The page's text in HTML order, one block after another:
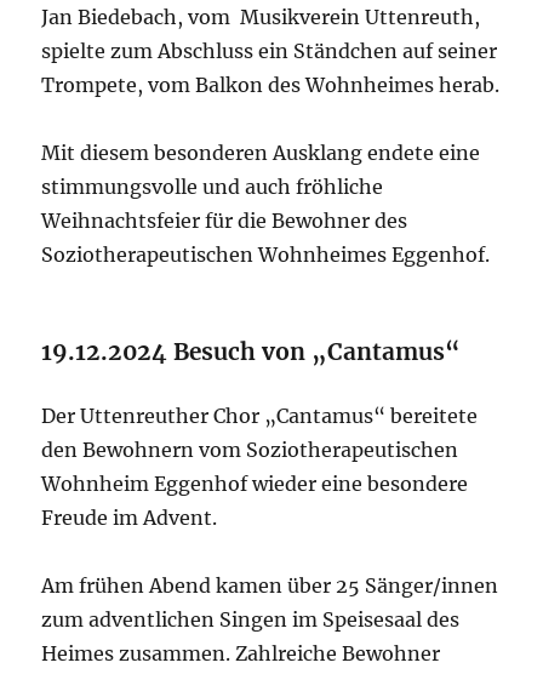
Jan Biedebach, vom Musikverein Uttenreuth,
spielte zum Abschluss ein Ständchen auf seiner
Trompete, vom Balkon des Wohnheimes herab.
Mit diesem besonderen Ausklang endete eine
stimmungsvolle und auch fröhliche
Weihnachtsfeier für die Bewohner des
Soziotherapeutischen Wohnheimes Eggenhof.
19.12.2024 Besuch von „Cantamus“
Der Uttenreuther Chor „Cantamus“ bereitete
den Bewohnern vom Soziotherapeutischen
Wohnheim Eggenhof wieder eine besondere
Freude im Advent.
Am frühen Abend kamen über 25 Sänger/innen
zum adventlichen Singen im Speisesaal des
Heimes zusammen. Zahlreiche Bewohner